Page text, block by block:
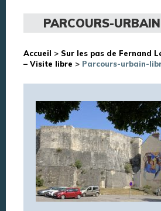
PARCOURS-
Accueil > Sur les pas de Fernand
– Visite libre > Parcours-urbain-